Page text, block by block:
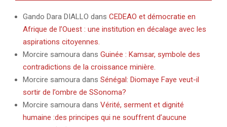
Gando Dara DIALLO dans CEDEAO et démocratie en
Afrique de l’Ouest : une institution en décalage avec les
aspirations citoyennes.
Morcire samoura dans Guinée : Kamsar, symbole des
contradictions de la croissance minière.
Morcire samoura dans Sénégal: Diomaye Faye veut-il
sortir de l’ombre de SSonoma?
Morcire samoura dans Vérité, serment et dignité
humaine :des principes qui ne souffrent d’aucune